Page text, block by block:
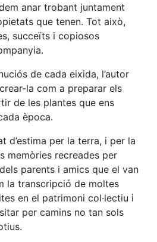
anar trobant juntament
que tenen. Tot això,
succeïts i copiosos
de cada eixida, l’autor
la com a preparar els
de les plantes que ens
època.
d’estima per la terra, i per la
memòries recreades per
parents i amics que el van
la transcripció de moltes
en el patrimoni col·lectiu i
per camins no tan sols